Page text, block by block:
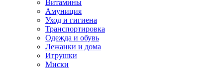
Витамины
Амуниция
Уход и гигиена
Транспортировка
Одежда и обувь
Лежанки и дома
Игрушки
Миски